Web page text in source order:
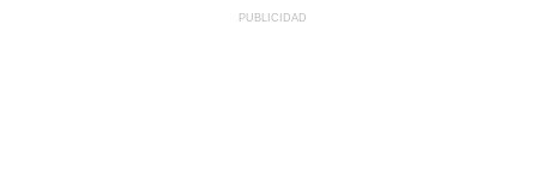
PUBLICIDAD